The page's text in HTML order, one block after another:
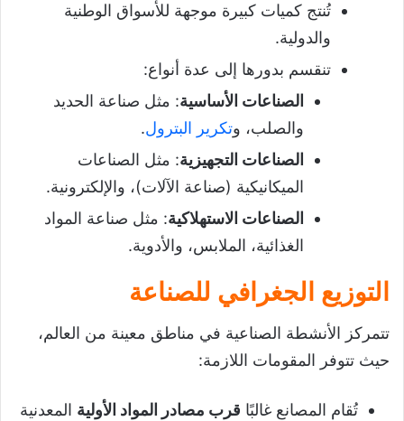
تُنتج كميات كبيرة موجهة للأسواق الوطنية
والدولية.
تنقسم بدورها إلى عدة أنواع:
الصناعات الأساسية: مثل صناعة الحديد
والصلب، وتكرير البترول.
الصناعات التجهيزية: مثل الصناعات
الميكانيكية (صناعة الآلات)، والإلكترونية.
الصناعات الاستهلاكية: مثل صناعة المواد
الغذائية، الملابس، والأدوية.
التوزيع الجغرافي للصناعة
تتمركز الأنشطة الصناعية في مناطق معينة من العالم،
حيث تتوفر المقومات اللازمة:
تُقام المصانع غالبًا قرب مصادر المواد الأولية المعدنية